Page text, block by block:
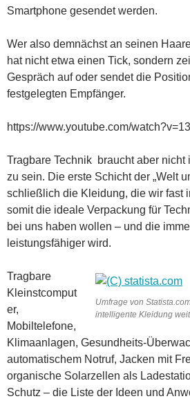
Smartphone gesendet werden.
Wer also demnächst an seinen
hat nicht etwa einen Tick, sondern
Gespräch auf oder sendet die
festgelegten Empfänger.
https://www.youtube.com/
Tragbare Technik braucht aber nicht
zu sein. Die erste Schicht der „Welt
schließlich die Kleidung, die wir fast
somit die ideale Verpackung für
bei uns haben wollen – und die
leistungsfähiger wird.
Umfrage von
intelligente Kleidung
Tragbare
Kleinstcomput
er,
Mobiltelefone,
Klimaanlagen, Gesundheits-
automatischem Notruf, Jacken mit
organische Solarzellen als
Schutz – die Liste der Ideen und